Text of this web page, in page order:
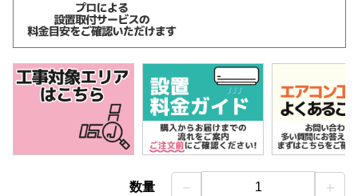
数量 － 1 ＋